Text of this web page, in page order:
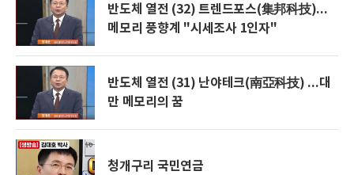
반도체 열전 (32) 트렌드포스(集邦科技)...
메모리 풍향계 "시세조사 1인자"
반도체 열전 (31) 난야테크(南亞科技) ...대
만 메모리의 꿈
청개구리 국민연금